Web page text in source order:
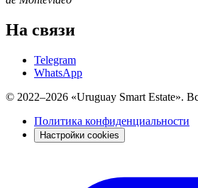
На связи
Telegram
WhatsApp
© 2022–2026 «Uruguay Smart Estate».
Политика конфиденциальности
Настройки cookies